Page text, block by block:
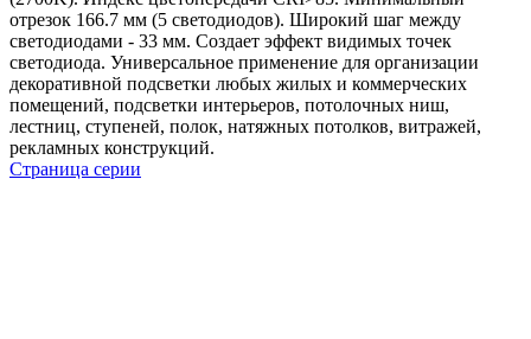
отрезок 166.7 мм (5 светодиодов). Широкий шаг между
светодиодами - 33 мм. Создает эффект видимых точек
светодиода. Универсальное применение для организации
декоративной подсветки любых жилых и коммерческих
помещений, подсветки интерьеров, потолочных ниш,
лестниц, ступеней, полок, натяжных потолков, витражей,
рекламных конструкций.
Страница серии